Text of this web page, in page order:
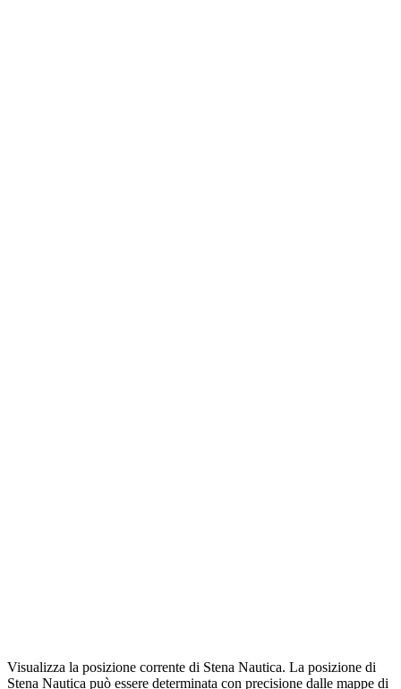
Visualizza la posizione corrente di Stena Nautica. La posizione di
Stena Nautica può essere determinata con precisione dalle mappe di